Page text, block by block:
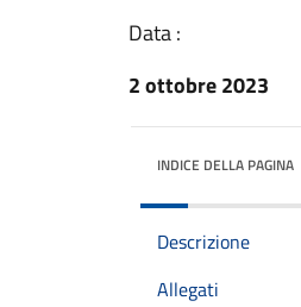
Data :
2 ottobre 2023
INDICE DELLA PAGINA
Descrizione
Allegati